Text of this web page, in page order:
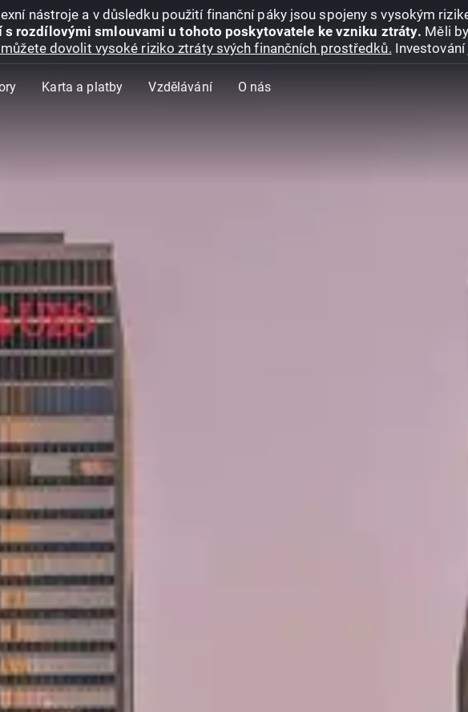
nástroje a v důsledku použití finanční páky jsou spojeny s vysokým
rozdílovými smlouvami u tohoto poskytovatele ke vzniku ztráty. Měli
dovolit vysoké riziko ztráty svých finančních prostředků.
Karta a platby Vzdělávání O nás